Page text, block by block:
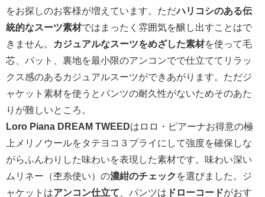
をお探しのお客様が増えています。ただハリコシのある伝
統的なスーツ素材ではまったく雰囲気を醸し出すことはで
きません。
カジュアルなスーツをめざした素材を使って毛
芯、パット、裏地を最小限のアンコンでで仕立ててリラッ
クス感のあるカジュアルスーツができあがります。ただジ
ャケット素材を使うとパンツの耐久性がないためそのあた
りが難しいところ。
Loro Piana DREAM TWEEDはロロ・ピアーナお得意の極
上メリノウールをタテヨコ３プライにして強度を確保しな
がらふんわりした味わいを表現した素材です。味わい深い
ムリネー（杢糸使い）の濃紺のチェック を選びました。ジ
ャケットはアンコン仕立て 、パンツは ドローコードがおす